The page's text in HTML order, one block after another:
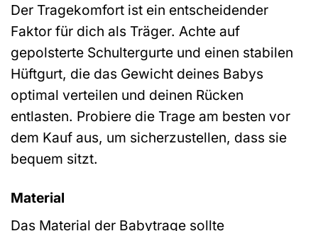
Der Tragekomfort ist ein entscheidender
Faktor für dich als Träger. Achte auf
gepolsterte Schultergurte und einen stabilen
Hüftgurt, die das Gewicht deines Babys
optimal verteilen und deinen Rücken
entlasten. Probiere die Trage am besten vor
dem Kauf aus, um sicherzustellen, dass sie
bequem sitzt.
Material
Das Material der Babytrage sollte